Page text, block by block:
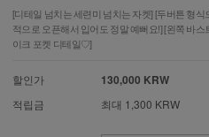
[디테일 넘치는 세련미 넘치는 자켓] [두버튼 형
적으로 오픈해서 입어도 정말 예뻐요!] [왼쪽 바
이크 포켓 디테일♡]
할인가 130,000 KRW
적립금 최대 1,300 KRW